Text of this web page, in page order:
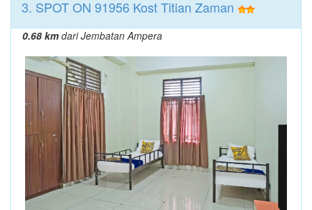
3. SPOT ON 91956 Kost Titian Zaman
0.68 kmdari Jembatan Ampera